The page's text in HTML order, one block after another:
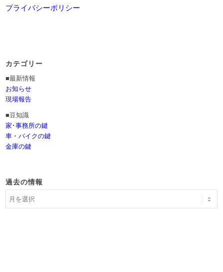
プライバシーポリシー
カテゴリー
■最新情報
お知らせ
現場報告
■豆知識
家･事務所の鍵
車・バイクの鍵
金庫の鍵
過去の情報